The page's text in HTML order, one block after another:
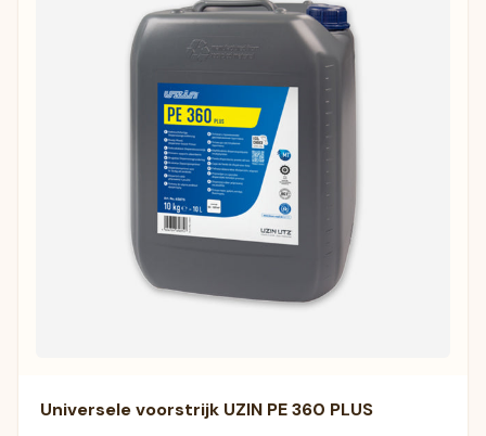
Universele voorstrijk UZIN PE 360 PLUS